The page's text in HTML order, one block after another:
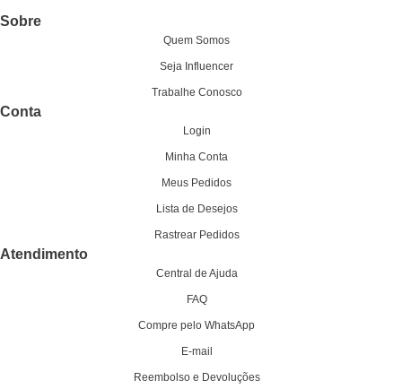
Sobre
Quem Somos
Seja Influencer
Trabalhe Conosco
Conta
Login
Minha Conta
Meus Pedidos
Lista de Desejos
Rastrear Pedidos
Atendimento
Central de Ajuda
FAQ
Compre pelo WhatsApp
E-mail
Reembolso e Devoluções